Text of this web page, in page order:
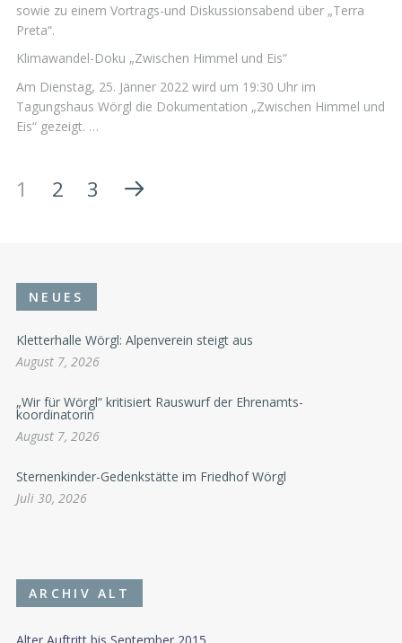
sowie zu einem Vortrags-und Diskussionsabend über „Terra
Preta“.
Klimawandel-Doku „Zwischen Himmel und Eis“
Am Dienstag, 25. Jänner 2022 wird um 19:30 Uhr im
Tagungshaus Wörgl die Dokumentation „Zwischen Himmel und
Eis“ gezeigt. …
1 2 3
NEUES
Kletterhalle Wörgl: Alpenverein steigt aus
August 7, 2026
„Wir für Wörgl“ kritisiert Rauswurf der Ehrenamts-
koordinatorin
August 7, 2026
Sternenkinder-Gedenkstätte im Friedhof Wörgl
Juli 30, 2026
ARCHIV ALT